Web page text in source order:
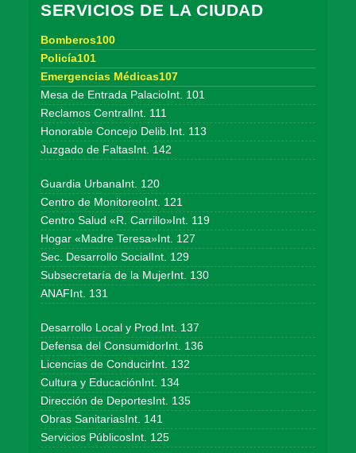
SERVICIOS DE LA CIUDAD
Bomberos100
Policía101
Emergencias Médicas107
Mesa de Entrada PalacioInt. 101
Reclamos CentralInt. 111
Honorable Concejo Delib.Int. 113
Juzgado de FaltasInt. 142
Guardia UrbanaInt. 120
Centro de MonitoreoInt. 121
Centro Salud «R. Carrillo»Int. 119
Hogar «Madre Teresa»Int. 127
Sec. Desarrollo SocialInt. 129
Subsecretaría de la MujerInt. 130
ANAFInt. 131
Desarrollo Local y Prod.Int. 137
Defensa del ConsumidorInt. 136
Licencias de ConducirInt. 132
Cultura y EducaciónInt. 134
Dirección de DeportesInt. 135
Obras SanitariasInt. 141
Servicios PúblicosInt. 125